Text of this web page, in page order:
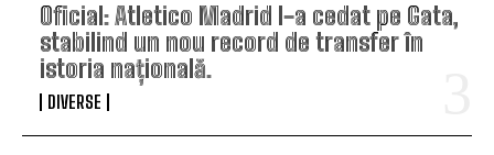
Oficial: Atletico Madrid l-a cedat pe Gata,
stabilind un nou record de transfer în
istoria națională.
DIVERSE